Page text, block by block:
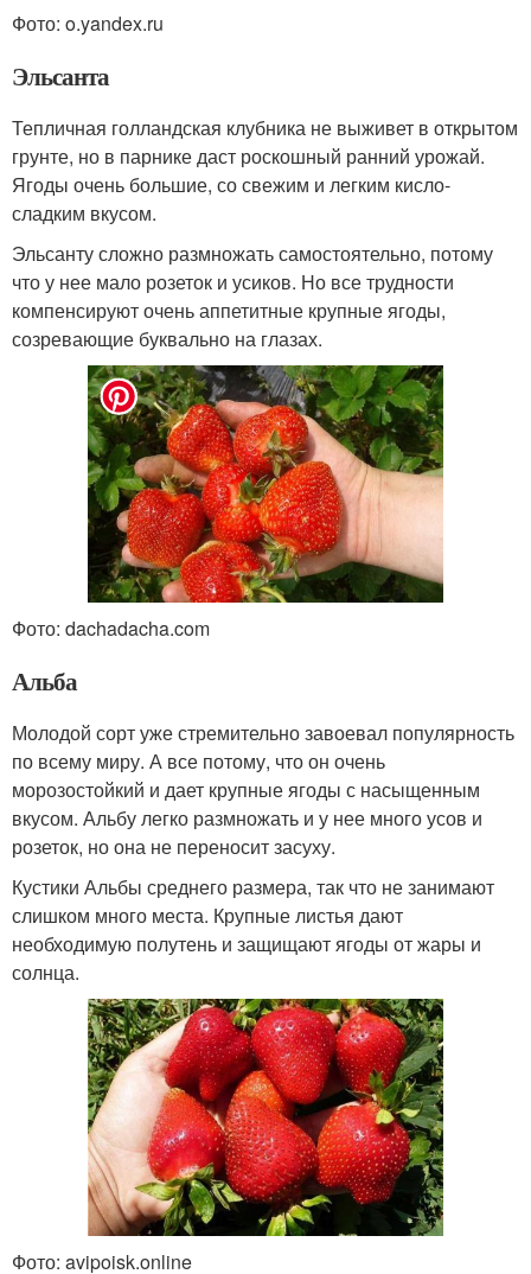
Фото: o.yandex.ru
Эльсанта
Тепличная голландская клубника не выживет в открытом
грунте, но в парнике даст роскошный ранний урожай.
Ягоды очень большие, со свежим и легким кисло-
сладким вкусом.
Эльсанту сложно размножать самостоятельно, потому
что у нее мало розеток и усиков. Но все трудности
компенсируют очень аппетитные крупные ягоды,
созревающие буквально на глазах.
Фото: dachadacha.com
Альба
Молодой сорт уже стремительно завоевал популярность
по всему миру. А все потому, что он очень
морозостойкий и дает крупные ягоды с насыщенным
вкусом. Альбу легко размножать и у нее много усов и
розеток, но она не переносит засуху.
Кустики Альбы среднего размера, так что не занимают
слишком много места. Крупные листья дают
необходимую полутень и защищают ягоды от жары и
солнца.
Фото: avipoisk.online